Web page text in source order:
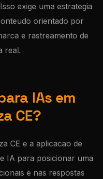
exige uma estrategia
orientado por
e rastreamento de
real.
IAs em
CE?
CE e a aplicacao de
IA para posicionar uma
e nas respostas